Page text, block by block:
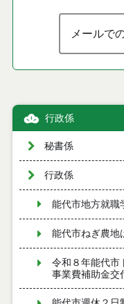
メールで
行政係
秘書係
行政係
能代市地方就職
能代市ねぎ農地
令和８年能代市
事業費補助金交